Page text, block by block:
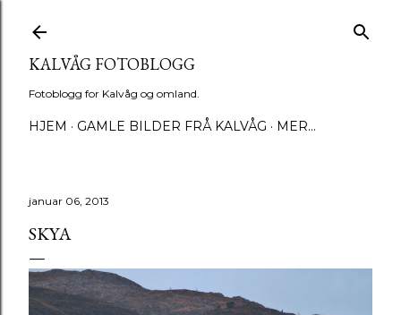
KALVÅG FOTOBLOGG
Fotoblogg for Kalvåg og omland.
HJEM GAMLE BILDER FRÅ KALVÅG MER…
januar 06, 2013
SKYA